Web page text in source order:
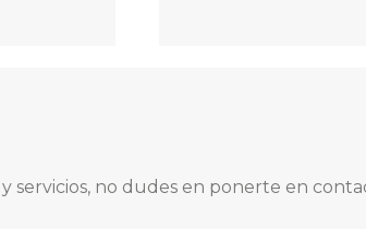
servicios, no dudes en ponerte en